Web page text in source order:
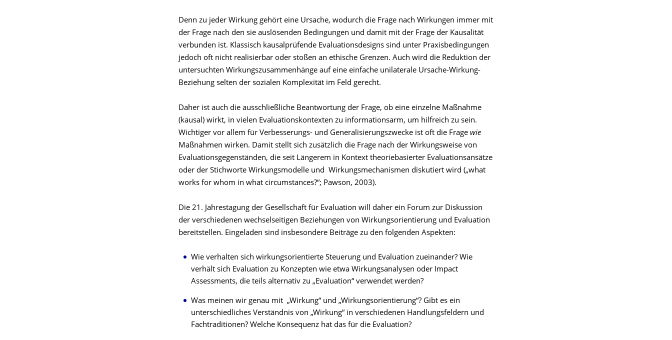
Denn zu jeder Wirkung gehört eine Ursache, wodurch die Frage nach Wirkungen immer mit
der Frage nach den sie auslösenden Bedingungen und damit mit der Frage der Kausalität
verbunden ist. Klassisch kausalprüfende Evaluationsdesigns sind unter Praxisbedingungen
jedoch oft nicht realisierbar oder stoßen an ethische Grenzen. Auch wird die Reduktion der
untersuchten Wirkungszusammenhänge auf eine einfache unilaterale Ursache-Wirkung-
Beziehung selten der sozialen Komplexität im Feld gerecht.
Daher ist auch die ausschließliche Beantwortung der Frage, ob eine einzelne Maßnahme
(kausal) wirkt, in vielen Evaluationskontexten zu informationsarm, um hilfreich zu sein.
Wichtiger vor allem für Verbesserungs- und Generalisierungszwecke ist oft die Frage wie
Maßnahmen wirken. Damit stellt sich zusätzlich die Frage nach der Wirkungsweise von
Evaluationsgegenständen, die seit Längerem in Kontext theoriebasierter Evaluationsansätze
oder der Stichworte Wirkungsmodelle und Wirkungsmechanismen diskutiert wird („what
works for whom in what circumstances?“; Pawson, 2003).
Die 21. Jahrestagung der Gesellschaft für Evaluation will daher ein Forum zur Diskussion
der verschiedenen wechselseitigen Beziehungen von Wirkungsorientierung und Evaluation
bereitstellen. Eingeladen sind insbesondere Beiträge zu den folgenden Aspekten:
Wie verhalten sich wirkungsorientierte Steuerung und Evaluation zueinander? Wie
verhält sich Evaluation zu Konzepten wie etwa Wirkungsanalysen oder Impact
Assessments, die teils alternativ zu „Evaluation“ verwendet werden?
Was meinen wir genau mit „Wirkung“ und „Wirkungsorientierung“? Gibt es ein
unterschiedliches Verständnis von „Wirkung“ in verschiedenen Handlungsfeldern und
Fachtraditionen? Welche Konsequenz hat das für die Evaluation?